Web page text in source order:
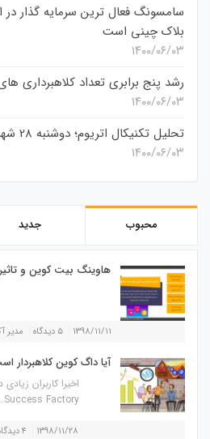
سامسونگ فعال‌ ترین سرمایه‌ گذار
بلاک چینی است
۱۴۰۰/۰۶/۰۳
رشد پنج برابری تعداد کلاهبرداری
۱۴۰۰/۰۶/۰۳
تحلیل تکنیکال اتریوم؛ دوشنبه 28 شهریور
۱۴۰۰/۰۶/۰۳
محبوب جدید
هاوینگ بیت کوین و
۱۳۹۸/۱۱/۱۱ ۵ دیدگاه مدیر
آیا داگ کوین کلاهبردار
اخیرا کاربران
Success Factory...
۱۳۹۸/۱۱/۲۸ ۴ دیدگاه